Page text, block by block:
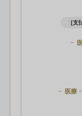
[支
医療